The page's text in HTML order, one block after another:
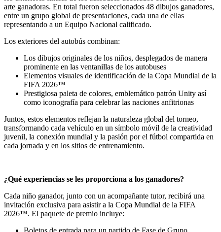
arte ganadoras. En total fueron seleccionados 48 dibujos ganadores,
entre un grupo global de presentaciones, cada una de ellas
representando a un Equipo Nacional calificado.
Los exteriores del autobús combinan:
Los dibujos originales de los niños, desplegados de manera
prominente en las ventanillas de los autobuses
Elementos visuales de identificación de la Copa Mundial de la
FIFA 2026™
Prestigiosa paleta de colores, emblemático patrón Unity así
como iconografía para celebrar las naciones anfitrionas
Juntos, estos elementos reflejan la naturaleza global del torneo,
transformando cada vehículo en un símbolo móvil de la creatividad
juvenil, la conexión mundial y la pasión por el fútbol compartida en
cada jornada y en los sitios de entrenamiento.
¿Qué experiencias se les proporciona a los ganadores?
Cada niño ganador, junto con un acompañante tutor, recibirá una
invitación exclusiva para asistir a la Copa Mundial de la FIFA
2026™. El paquete de premio incluye:
Boletos de entrada para un partido de Fase de Grupo